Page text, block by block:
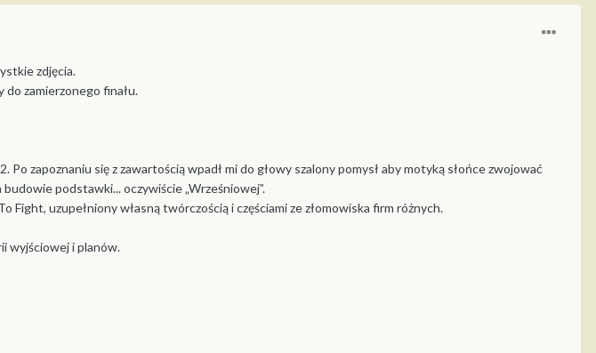
zdjęcia.
do zamierzonego finału.
zapoznaniu się z zawartością wpadł mi do głowy szalony pomysł aby motyką słońce zwojować
podstawki... oczywiście „Wrześniowej”.
uzupełniony własną twórczością i częściami ze złomowiska firm różnych.
wyjściowej i planów.